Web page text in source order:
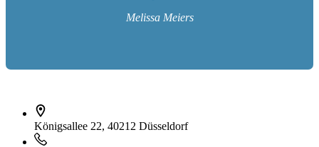
Melissa Meiers
Königsallee 22, 40212 Düsseldorf